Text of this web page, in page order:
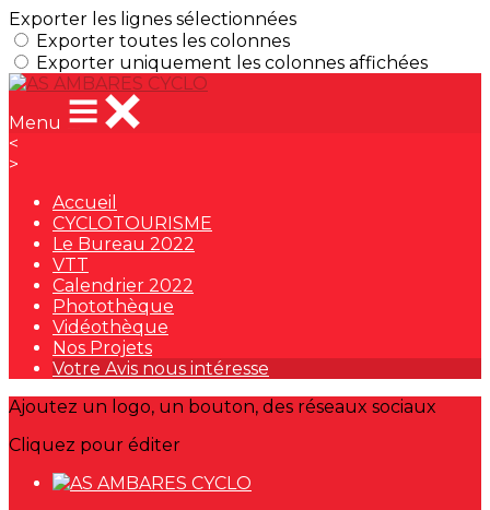
Exporter les lignes sélectionnées
Exporter toutes les colonnes
Exporter uniquement les colonnes affichées
Menu
<
>
Accueil
CYCLOTOURISME
Le Bureau 2022
VTT
Calendrier 2022
Photothèque
Vidéothèque
Nos Projets
Votre Avis nous intéresse
Ajoutez un logo, un bouton, des réseaux sociaux
Cliquez pour éditer